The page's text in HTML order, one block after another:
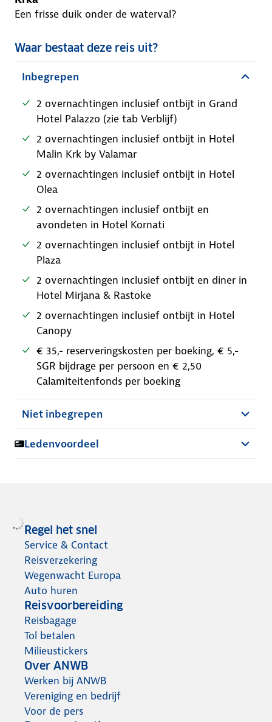
Een frisse duik onder de waterval?
Waar bestaat deze reis uit?
Inbegrepen
2 overnachtingen inclusief ontbijt in Grand
Hotel Palazzo (zie tab Verblijf)
2 overnachtingen inclusief ontbijt in Hotel
Malin Krk by Valamar
2 overnachtingen inclusief ontbijt in Hotel
Olea
2 overnachtingen inclusief ontbijt en
avondeten in Hotel Kornati
2 overnachtingen inclusief ontbijt in Hotel
Plaza
2 overnachtingen inclusief ontbijt en diner in
Hotel Mirjana & Rastoke
2 overnachtingen inclusief ontbijt in Hotel
Canopy
€ 35,- reserveringskosten per boeking, € 5,-
SGR bijdrage per persoon en € 2,50
Calamiteitenfonds per boeking
Niet inbegrepen
Ledenvoordeel
Regel het snel
Service & Contact
Reisverzekering
Wegenwacht Europa
Auto huren
Reisvoorbereiding
Reisbagage
Tol betalen
Milieustickers
Over ANWB
Werken bij ANWB
Vereniging en bedrijf
Voor de pers